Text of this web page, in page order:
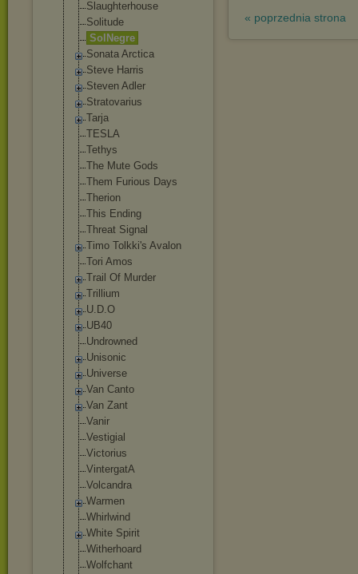
Slaughterhouse
Solitude
SolNegre
Sonata Arctica
Steve Harris
Steven Adler
Stratovarius
Tarja
TESLA
Tethys
The Mute Gods
Them Furious Days
Therion
This Ending
Threat Signal
Timo Tolkki's Avalon
Tori Amos
Trail Of Murder
Trillium
U.D.O
UB40
Undrowned
Unisonic
Universe
Van Canto
Van Zant
Vanir
Vestigial
Victorius
VintergatA
Volcandra
Warmen
Whirlwind
White Spirit
Witherhoard
Wolfchant
« poprzednia strona